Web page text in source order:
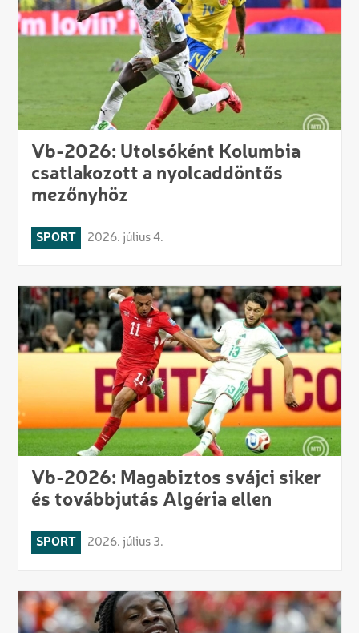
Vb-2026: Utolsóként Kolumbia
csatlakozott a nyolcaddöntős
mezőnyhöz
SPORT 2026. július 4.
Vb-2026: Magabiztos svájci siker
és továbbjutás Algéria ellen
SPORT 2026. július 3.